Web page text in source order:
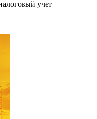
учет